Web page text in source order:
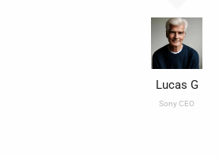
Lucas G
Sony CEO